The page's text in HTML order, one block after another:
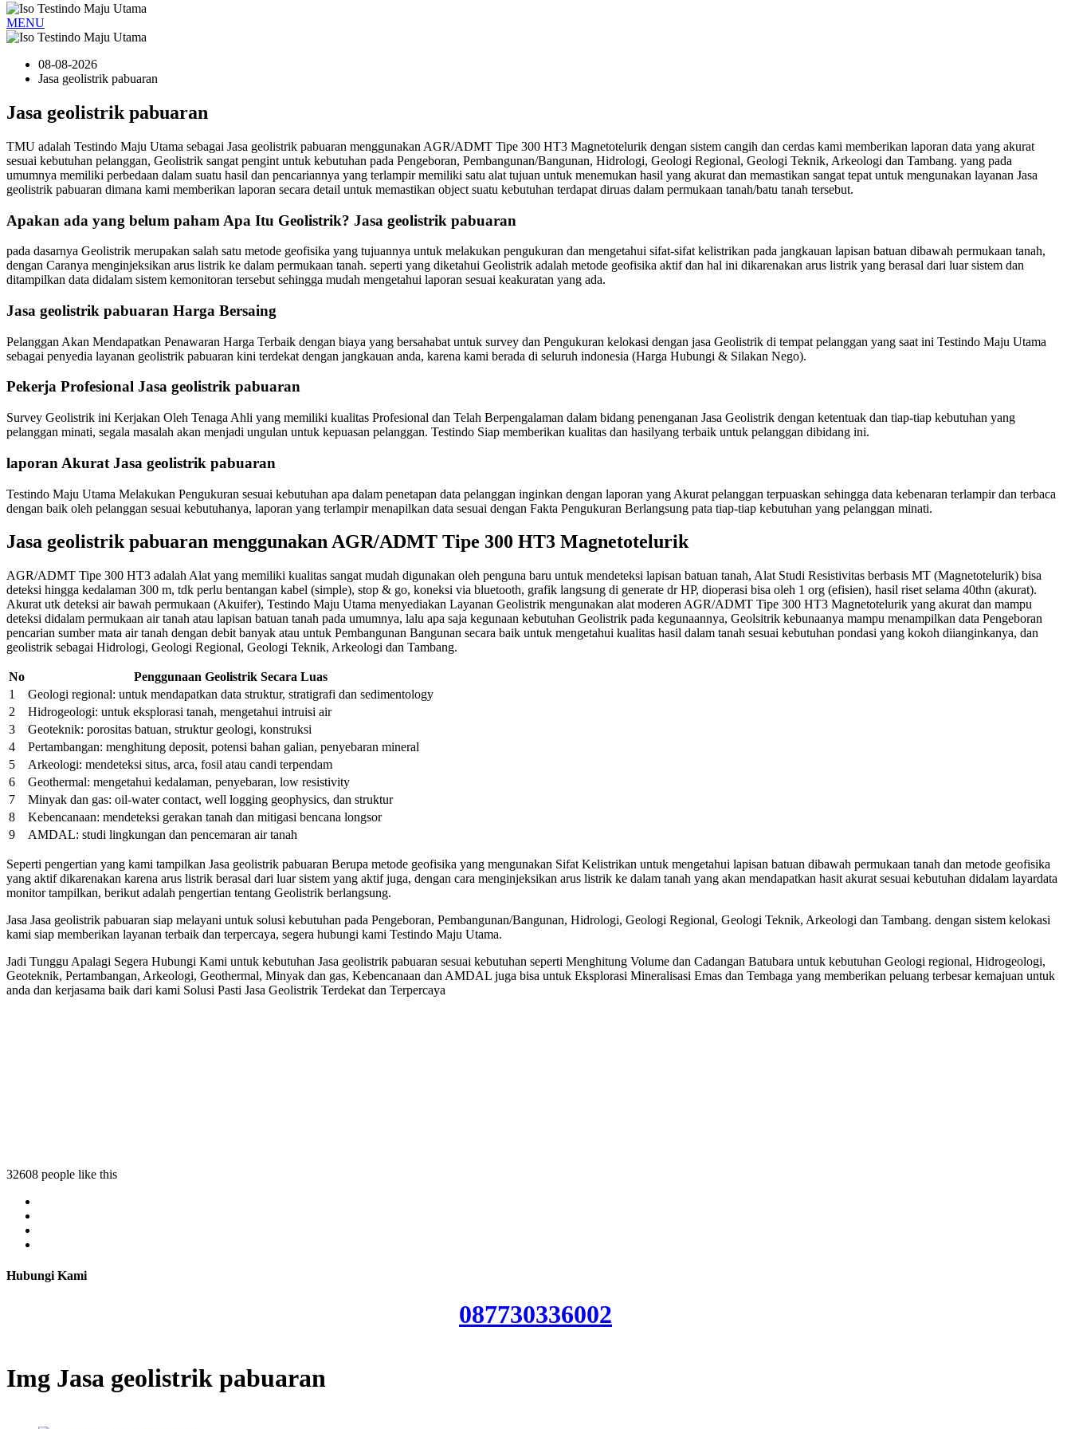
MENU
08-08-2026
Jasa geolistrik pabuaran
Jasa geolistrik pabuaran
TMU adalah Testindo Maju Utama sebagai Jasa geolistrik pabuaran menggunakan AGR/ADMT Tipe 300 HT3 Magnetotelurik dengan sistem cangih dan cerdas kami memberikan laporan data yang akurat
sesuai kebutuhan pelanggan, Geolistrik sangat pengint untuk kebutuhan pada Pengeboran, Pembangunan/Bangunan, Hidrologi, Geologi Regional, Geologi Teknik, Arkeologi dan Tambang. yang pada
umumnya memiliki perbedaan dalam suatu hasil dan pencariannya yang terlampir memiliki satu alat tujuan untuk menemukan hasil yang akurat dan memastikan sangat tepat untuk mengunakan layanan Jasa
geolistrik pabuaran dimana kami memberikan laporan secara detail untuk memastikan object suatu kebutuhan terdapat diruas dalam permukaan tanah/batu tanah tersebut.
Apakan ada yang belum paham Apa Itu Geolistrik? Jasa geolistrik pabuaran
pada dasarnya Geolistrik merupakan salah satu metode geofisika yang tujuannya untuk melakukan pengukuran dan mengetahui sifat-sifat kelistrikan pada jangkauan lapisan batuan dibawah permukaan tanah,
dengan Caranya menginjeksikan arus listrik ke dalam permukaan tanah. seperti yang diketahui Geolistrik adalah metode geofisika aktif dan hal ini dikarenakan arus listrik yang berasal dari luar sistem dan
ditampilkan data didalam sistem kemonitoran tersebut sehingga mudah mengetahui laporan sesuai keakuratan yang ada.
Jasa geolistrik pabuaran Harga Bersaing
Pelanggan Akan Mendapatkan Penawaran Harga Terbaik dengan biaya yang bersahabat untuk survey dan Pengukuran kelokasi dengan jasa Geolistrik di tempat pelanggan yang saat ini Testindo Maju Utama
sebagai penyedia layanan geolistrik pabuaran kini terdekat dengan jangkauan anda, karena kami berada di seluruh indonesia (Harga Hubungi & Silakan Nego).
Pekerja Profesional Jasa geolistrik pabuaran
Survey Geolistrik ini Kerjakan Oleh Tenaga Ahli yang memiliki kualitas Profesional dan Telah Berpengalaman dalam bidang penenganan Jasa Geolistrik dengan ketentuak dan tiap-tiap kebutuhan yang
pelanggan minati, segala masalah akan menjadi ungulan untuk kepuasan pelanggan. Testindo Siap memberikan kualitas dan hasilyang terbaik untuk pelanggan dibidang ini.
laporan Akurat Jasa geolistrik pabuaran
Testindo Maju Utama Melakukan Pengukuran sesuai kebutuhan apa dalam penetapan data pelanggan inginkan dengan laporan yang Akurat pelanggan terpuaskan sehingga data kebenaran terlampir dan terbaca
dengan baik oleh pelanggan sesuai kebutuhanya, laporan yang terlampir menapilkan data sesuai dengan Fakta Pengukuran Berlangsung pata tiap-tiap kebutuhan yang pelanggan minati.
Jasa geolistrik pabuaran menggunakan AGR/ADMT Tipe 300 HT3 Magnetotelurik
AGR/ADMT Tipe 300 HT3 adalah Alat yang memiliki kualitas sangat mudah digunakan oleh penguna baru untuk mendeteksi lapisan batuan tanah, Alat Studi Resistivitas berbasis MT (Magnetotelurik) bisa
deteksi hingga kedalaman 300 m, tdk perlu bentangan kabel (simple), stop & go, koneksi via bluetooth, grafik langsung di generate dr HP, dioperasi bisa oleh 1 org (efisien), hasil riset selama 40thn (akurat).
Akurat utk deteksi air bawah permukaan (Akuifer), Testindo Maju Utama menyediakan Layanan Geolistrik mengunakan alat moderen AGR/ADMT Tipe 300 HT3 Magnetotelurik yang akurat dan mampu
deteksi didalam permukaan air tanah atau lapisan batuan tanah pada umumnya, lalu apa saja kegunaan kebutuhan Geolistrik pada kegunaannya, Geolsitrik kebunaanya mampu menampilkan data Pengeboran
pencarian sumber mata air tanah dengan debit banyak atau untuk Pembangunan Bangunan secara baik untuk mengetahui kualitas hasil dalam tanah sesuai kebutuhan pondasi yang kokoh diianginkanya, dan
geolistrik sebagai Hidrologi, Geologi Regional, Geologi Teknik, Arkeologi dan Tambang.
No
Penggunaan Geolistrik Secara Luas
1
Geologi regional: untuk mendapatkan data struktur, stratigrafi dan sedimentology
2
Hidrogeologi: untuk eksplorasi tanah, mengetahui intruisi air
3
Geoteknik: porositas batuan, struktur geologi, konstruksi
4
Pertambangan: menghitung deposit, potensi bahan galian, penyebaran mineral
5
Arkeologi: mendeteksi situs, arca, fosil atau candi terpendam
6
Geothermal: mengetahui kedalaman, penyebaran, low resistivity
7
Minyak dan gas: oil-water contact, well logging geophysics, dan struktur
8
Kebencanaan: mendeteksi gerakan tanah dan mitigasi bencana longsor
9
AMDAL: studi lingkungan dan pencemaran air tanah
Seperti pengertian yang kami tampilkan Jasa geolistrik pabuaran Berupa metode geofisika yang mengunakan Sifat Kelistrikan untuk mengetahui lapisan batuan dibawah permukaan tanah dan metode geofisika
yang aktif dikarenakan karena arus listrik berasal dari luar sistem yang aktif juga, dengan cara menginjeksikan arus listrik ke dalam tanah yang akan mendapatkan hasit akurat sesuai kebutuhan didalam layardata
monitor tampilkan, berikut adalah pengertian tentang Geolistrik berlangsung.
Jasa Jasa geolistrik pabuaran siap melayani untuk solusi kebutuhan pada Pengeboran, Pembangunan/Bangunan, Hidrologi, Geologi Regional, Geologi Teknik, Arkeologi dan Tambang. dengan sistem kelokasi
kami siap memberikan layanan terbaik dan terpercaya, segera hubungi kami Testindo Maju Utama.
Jadi Tunggu Apalagi Segera Hubungi Kami untuk kebutuhan Jasa geolistrik pabuaran sesuai kebutuhan seperti Menghitung Volume dan Cadangan Batubara untuk kebutuhan Geologi regional, Hidrogeologi,
Geoteknik, Pertambangan, Arkeologi, Geothermal, Minyak dan gas, Kebencanaan dan AMDAL juga bisa untuk Eksplorasi Mineralisasi Emas dan Tembaga yang memberikan peluang terbesar kemajuan untuk
anda dan kerjasama baik dari kami Solusi Pasti Jasa Geolistrik Terdekat dan Terpercaya
32608 people like this
Hubungi Kami
087730336002
Img Jasa geolistrik pabuaran